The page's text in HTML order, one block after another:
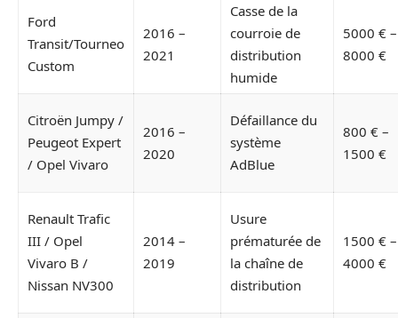
Ford
Transit/Tourneo
Custom
2016 –
2021
Casse de la
courroie de
distribution
humide
5000 € –
8000 €
Citroën Jumpy /
Peugeot Expert
/ Opel Vivaro
2016 –
2020
Défaillance du
système
AdBlue
800 € –
1500 €
Renault Trafic
III / Opel
Vivaro B /
Nissan NV300
2014 –
2019
Usure
prématurée de
la chaîne de
distribution
1500 € –
4000 €